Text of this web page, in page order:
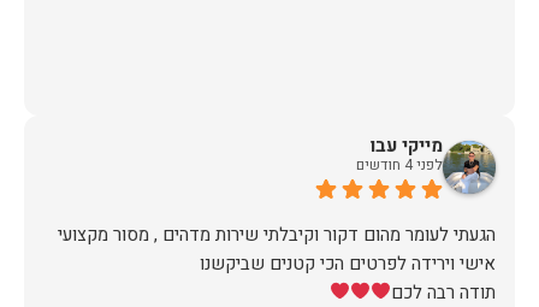
מייקי עבו
לפני 4 חודשים
הגעתי לעומר מהום דקור וקיבלתי שירות מדהים , מסור מקצועי
תודה רבה לכם